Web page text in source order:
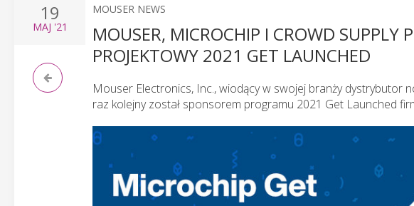
19
MAJ '21
MOUSER NEWS
MOUSER, MICROCHIP I CROWD SUPPLY
PROJEKTOWY 2021 GET LAUNCHED
Mouser Electronics, Inc., wiodący w swojej branży dystrybutor
raz kolejny został sponsorem programu 2021 Get Launched